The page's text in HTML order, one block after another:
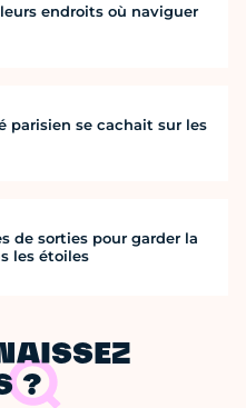
endroits où naviguer
parisien se cachait sur les
de sorties pour garder la
les étoiles
?